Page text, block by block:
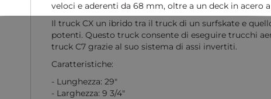
veloci e aderenti da 68 mm, oltre a un deck in
Il truck CX un ibrido tra il truck di un surfskate e
potenti. Questo truck consente di eseguire trucchi
truck C7 grazie al suo sistema di assi invertiti.
Caratteristiche:
- Lunghezza: 29"
- Larghezza: 9 3/4"